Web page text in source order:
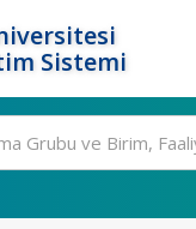
Sistemi